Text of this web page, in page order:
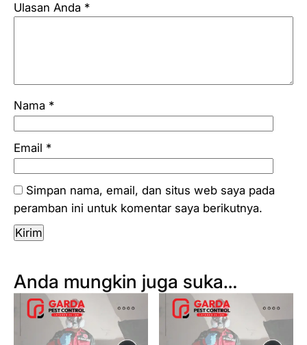
Ulasan Anda *
Nama *
Email *
Simpan nama, email, dan situs web saya pada
peramban ini untuk komentar saya berikutnya.
Anda mungkin juga suka…